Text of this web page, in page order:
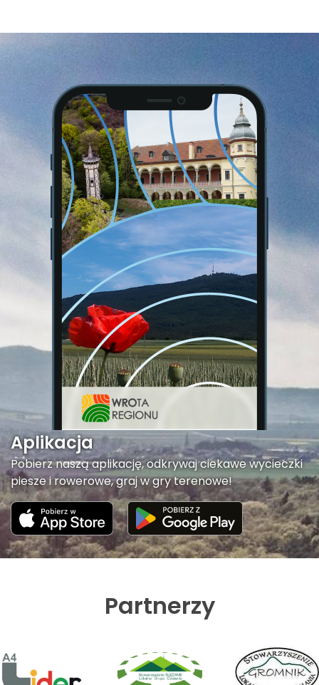
Aplikacja
Pobierz naszą aplikację, odkrywaj ciekawe wycieczki
piesze i rowerowe, graj w gry terenowe!
Partnerzy